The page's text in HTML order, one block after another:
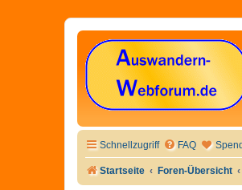
Schnellzugriff FAQ
Startseite Foren-Übersicht